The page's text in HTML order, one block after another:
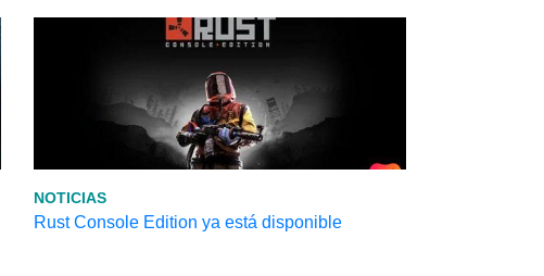
NOTICIAS
Rust Console Edition ya está disponible